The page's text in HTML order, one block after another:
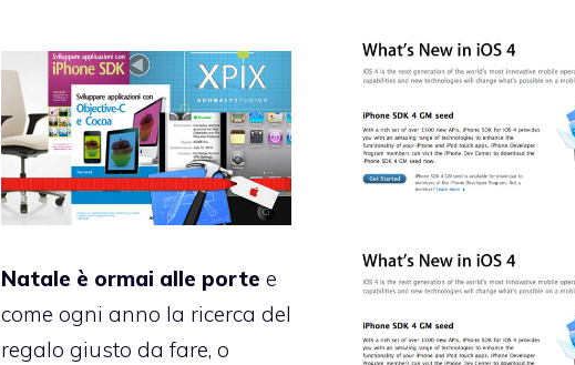
Natale è ormai alle porte e
come ogni anno la ricerca del
regalo giusto da fare, o